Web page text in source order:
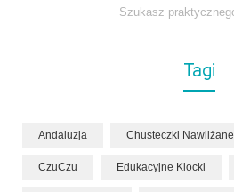
Tagi
Andaluzja Chusteczki Nawilżane
CzuCzu Edukacyjne Klocki